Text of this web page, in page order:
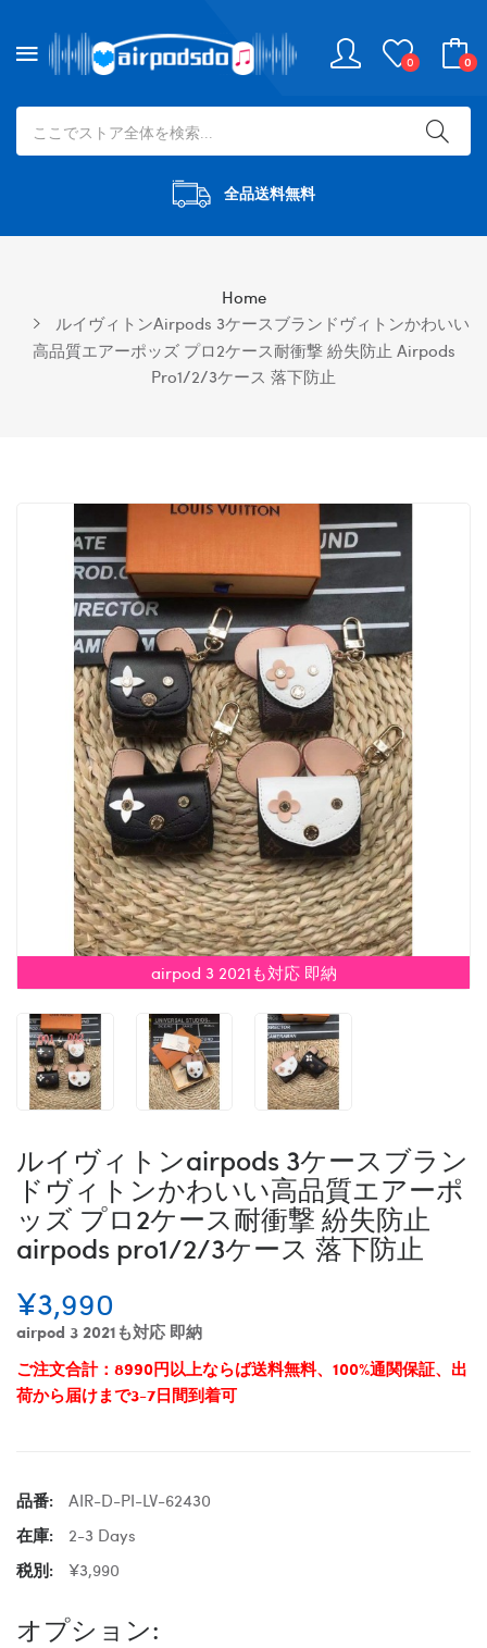
0 0
全品送料無料
Home
ルイヴィトンairpods 3ケースブランドヴィトンかわいい
高品質エアーポッズ プロ2ケース耐衝撃 紛失防止 Airpods
Pro1/2/3ケース 落下防止
airpod 3 2021も対応 即納
ルイヴィトンairpods 3ケースブラン
ドヴィトンかわいい高品質エアーポ
ッズ プロ2ケース耐衝撃 紛失防止
airpods pro1/2/3ケース 落下防止
¥3,990
airpod 3 2021も対応 即納
ご注文合計：8990円以上ならば送料無料、100%通関保証、出
荷から届けまで3-7日間到着可
品番:
AIR-D-PI-LV-62430
在庫:
2-3 Days
税別:
¥3,990
オプション: